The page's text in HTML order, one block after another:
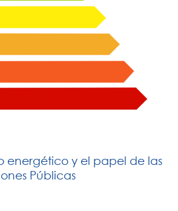
energético y el papel de las
Públicas